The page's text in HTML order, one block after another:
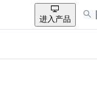
进入产品